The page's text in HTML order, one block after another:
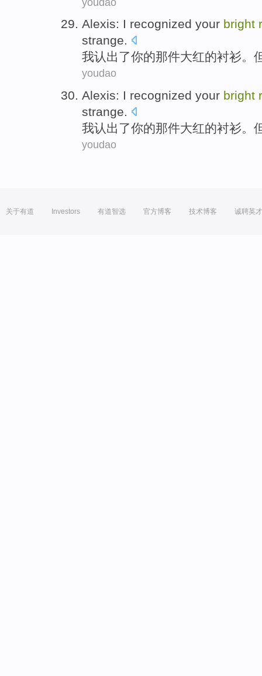
Alexis: I recognized your bright
strange.
我认出了你的那件大红的衬衫。
youdao
Alexis: I recognized your bright
strange.
我认出了你的那件大红的衬衫。
youdao
关于有道 Investors 有道智选 官方博客 技术博客 诚聘英才